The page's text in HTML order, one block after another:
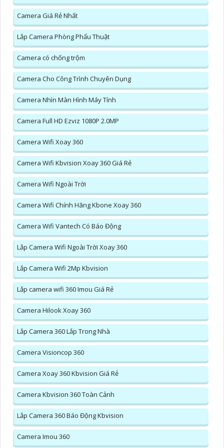
Camera Giá Rẻ Nhất
Lắp Camera Phòng Phẩu Thuật
Camera có chống trộm
Camera Cho Công Trình Chuyên Dụng
Camera Nhìn Màn Hình Máy Tính
Camera Full HD Ezviz 1080P 2.0MP
Camera Wifi Xoay 360
Camera Wifi Kbvision Xoay 360 Giá Rẻ
Camera Wifi Ngoài Trời
Camera Wifi Chính Hãng Kbone Xoay 360
Camera Wifi Vantech Có Báo Động
Lắp Camera Wifi Ngoài Trời Xoay 360
Lắp Camera Wifi 2Mp Kbvision
Lắp camera wifi 360 Imou Giá Rẻ
Camera Hilook Xoay 360
Lắp Camera 360 Lắp Trong Nhà
Camera Visioncop 360
Camera Xoay 360 Kbvision Giá Rẻ
Camera Kbvision 360 Toàn Cảnh
Lắp Camera 360 Báo Động Kbvision
Camera Imou 360